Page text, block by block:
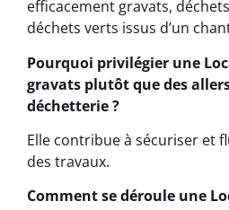
efficacement gravats,
déchets verts issus d’un
Pourquoi privilégier une
gravats plutôt que des
déchetterie ?
Elle contribue à sécuriser et
des travaux.
Comment se déroule une